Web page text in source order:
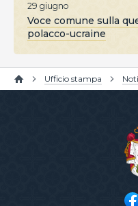
29 giugno
Voce comune sulla
polacco-ucraine
Ufficio stampa